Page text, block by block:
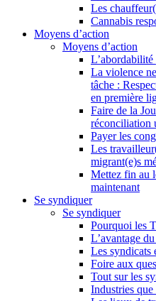
Les
Cannabis
Moyens d’action
Moyens d’action
La violence
tâche :
en première
Faire de la
réconciliation
Payer les
Les
migrant(e)s
Mettez fin au
maintenant
Se syndiquer
Se syndiquer
Pourquoi les
L’avantage
Les syndicats
Foire aux
Tout sur les
Industries que